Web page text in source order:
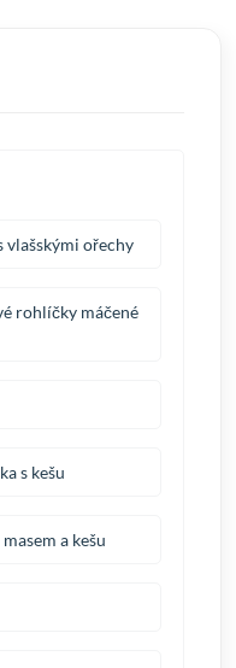
vlašskými ořechy
rohlíčky máčené
s kešu
a kešu